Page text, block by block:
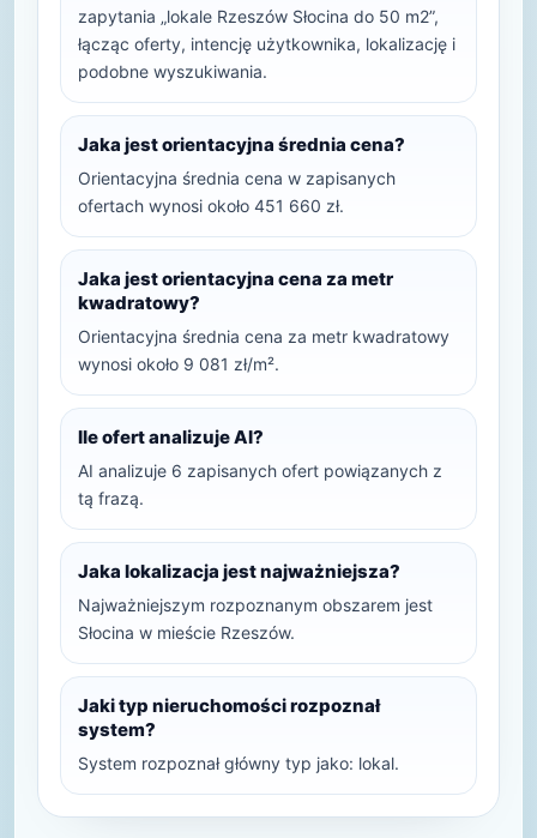
zapytania „lokale Rzeszów Słocina do 50 m2”,
łącząc oferty, intencję użytkownika, lokalizację i
podobne wyszukiwania.
Jaka jest orientacyjna średnia cena?
Orientacyjna średnia cena w zapisanych
ofertach wynosi około 451 660 zł.
Jaka jest orientacyjna cena za metr
kwadratowy?
Orientacyjna średnia cena za metr kwadratowy
wynosi około 9 081 zł/m².
Ile ofert analizuje AI?
AI analizuje 6 zapisanych ofert powiązanych z
tą frazą.
Jaka lokalizacja jest najważniejsza?
Najważniejszym rozpoznanym obszarem jest
Słocina w mieście Rzeszów.
Jaki typ nieruchomości rozpoznał
system?
System rozpoznał główny typ jako: lokal.